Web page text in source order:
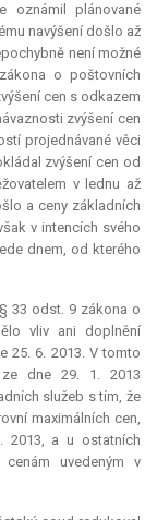
oznámil plánované
navýšení došlo až
není možné
o poštovních
cen s odkazem
zvýšení cen
projednávané věci
zvýšení cen od
v lednu až
a ceny základních
v intencích svého
dnem, od kterého
33 odst. 9 zákona o
vliv ani doplnění
25. 6. 2013. V tomto
dne 29. 1. 2013
služeb s tím, že
maximálních cen,
2013, a u ostatních
uvedeným v